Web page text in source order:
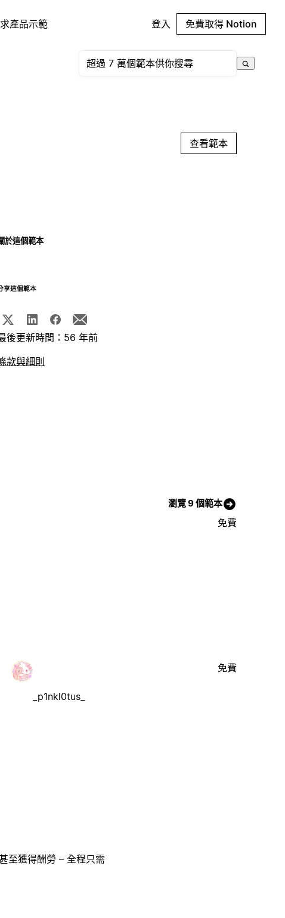
產品示範 登入 免費取得 Notion
查看範本
於這個範本
享這個範本
後更新時間：56 年前
款與細則
瀏覽 9 個範本
免費
_p1nkl0tus_
免費
至獲得酬勞 – 全程只需